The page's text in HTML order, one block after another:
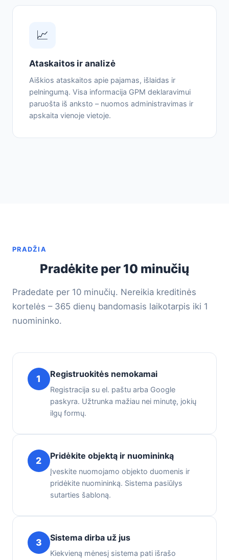
📈
Ataskaitos ir analizė
Aiškios ataskaitos apie pajamas, išlaidas ir
pelningumą. Visa informacija GPM deklaravimui
paruošta iš anksto – nuomos administravimas ir
apskaita vienoje vietoje.
PRADŽIA
Pradėkite per 10 minučių
Pradedate per 10 minučių. Nereikia kreditinės
kortelės – 365 dienų bandomasis laikotarpis iki 1
nuomininko.
1 Registruokitės nemokamai
Registracija su el. paštu arba Google
paskyra. Užtrunka mažiau nei minutę, jokių
ilgų formų.
2 Pridėkite objektą ir nuomininką
Įveskite nuomojamo objekto duomenis ir
pridėkite nuomininką. Sistema pasiūlys
sutarties šabloną.
3 Sistema dirba už jus
Kiekvieną mėnesį sistema pati išrašo